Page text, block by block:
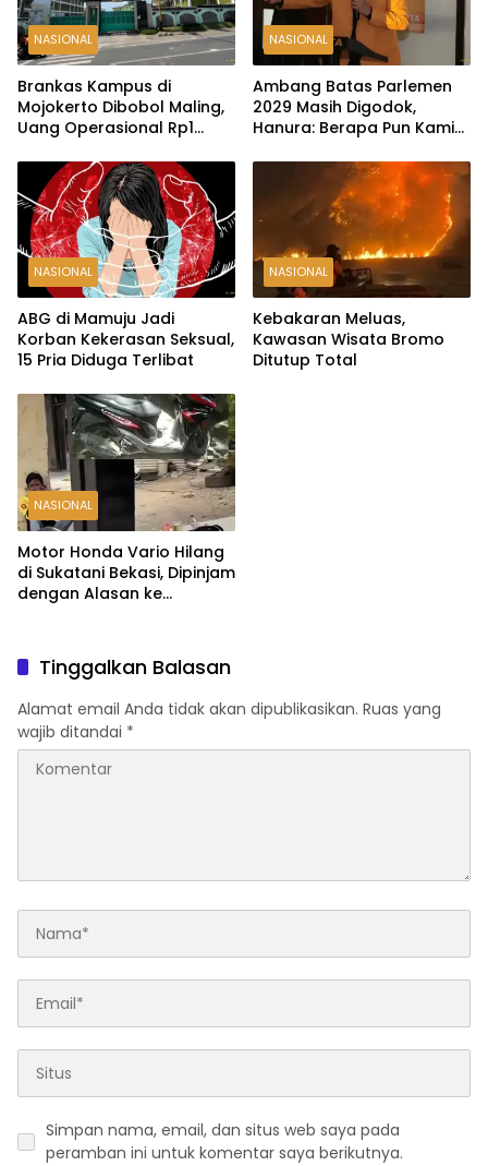
NASIONAL
Brankas Kampus di
Mojokerto Dibobol Maling,
Uang Operasional Rp1
NASIONAL
Ambang Batas Parlemen
2029 Masih Digodok,
Hanura: Berapa Pun Kami
NASIONAL
ABG di Mamuju Jadi
Korban Kekerasan Seksual,
15 Pria Diduga Terlibat
NASIONAL
Kebakaran Meluas,
Kawasan Wisata Bromo
Ditutup Total
NASIONAL
Motor Honda Vario Hilang
di Sukatani Bekasi, Dipinjam
dengan Alasan ke
Tinggalkan Balasan
Alamat email Anda tidak akan dipublikasikan. Ruas yang
wajib ditandai *
Simpan nama, email, dan situs web saya pada
peramban ini untuk komentar saya berikutnya.